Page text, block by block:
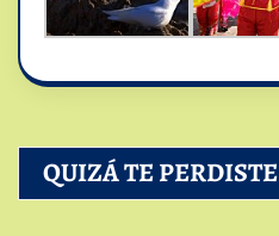
QUIZÁ TE PERDISTE